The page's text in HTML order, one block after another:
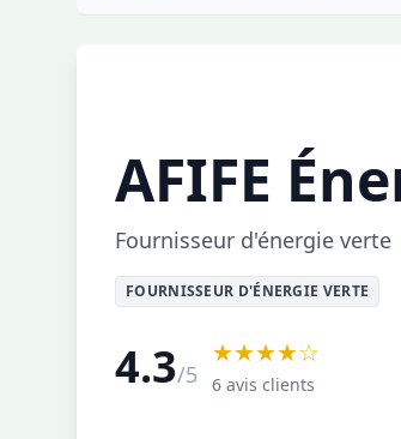
AFIFE
Fournisseur d'énergie verte
FOURNISSEUR D'ÉNERGIE VERTE
4.3/5
★★★★☆
6 avis clients